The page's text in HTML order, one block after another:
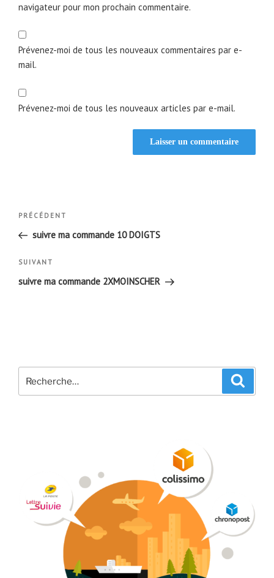
navigateur pour mon prochain commentaire.
Prévenez-moi de tous les nouveaux commentaires par e-
mail.
Prévenez-moi de tous les nouveaux articles par e-mail.
Navigation
l’article
Article
précédent
PRÉCÉDENT
suivre ma commande 10 DOIGTS
Article
suivant
SUIVANT
suivre ma commande 2XMOINSCHER
pour